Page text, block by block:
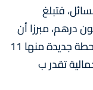
للتطهير السائل، فتبلغ
وفقا للوزير، 476 مليون درهم، مبرزا أن
هذه الاعتمادات ستمكن من إنجاز 13 محطة جديدة منها 11
تقدر ب